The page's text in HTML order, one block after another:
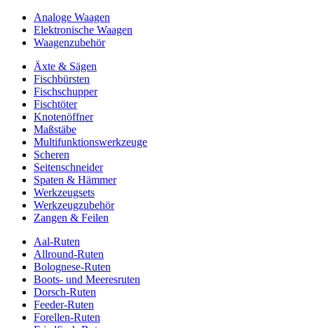
Analoge Waagen
Elektronische Waagen
Waagenzubehör
Äxte & Sägen
Fischbürsten
Fischschupper
Fischtöter
Knotenöffner
Maßstäbe
Multifunktionswerkzeuge
Scheren
Seitenschneider
Spaten & Hämmer
Werkzeugsets
Werkzeugzubehör
Zangen & Feilen
Aal-Ruten
Allround-Ruten
Bolognese-Ruten
Boots- und Meeresruten
Dorsch-Ruten
Feeder-Ruten
Forellen-Ruten